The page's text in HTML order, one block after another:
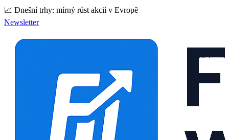
📈 Dnešní trhy: mírný růst akcií v Evropě
Newsletter